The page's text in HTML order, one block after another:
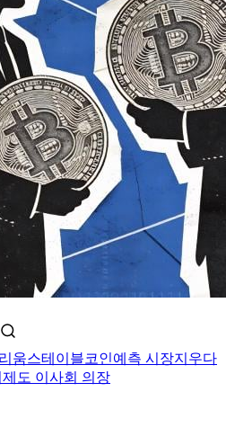
움스테이블코인예측 시장지우다
도 이사회 의장